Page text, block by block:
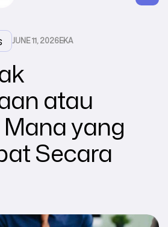
JUNE 11, 2026EKA
atau
yang
Secara